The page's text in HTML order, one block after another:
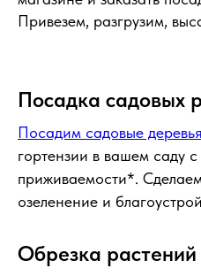
Привезем, разгрузим,
Посадка садовых
Посадим садовые деревья
гортензии в вашем саду
приживаемости*.
озеленение и
Обрезка растений